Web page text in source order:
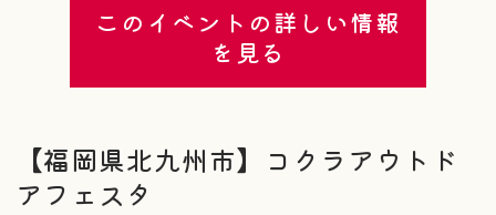
このイベントの詳しい情報
を見る
【福岡県北九州市】コクラアウトド
アフェスタ